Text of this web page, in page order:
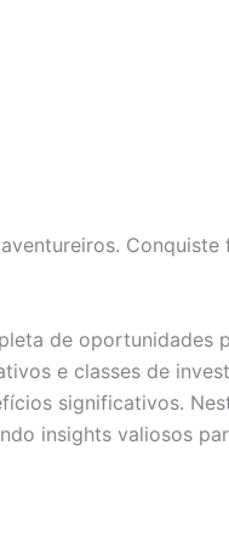
de oportunidades
e classes de
significativos.
insights valiosos